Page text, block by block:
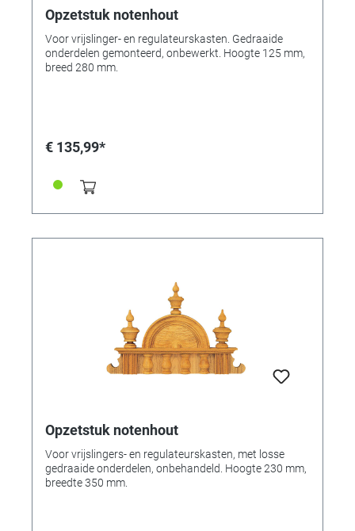
Opzetstuk notenhout
Voor vrijslinger- en regulateurskasten. Gedraaide
onderdelen gemonteerd, onbewerkt. Hoogte 125 mm,
breed 280 mm.
€ 135,99*
Opzetstuk notenhout
Voor vrijslingers- en regulateurskasten, met losse
gedraaide onderdelen, onbehandeld. Hoogte 230 mm,
breedte 350 mm.